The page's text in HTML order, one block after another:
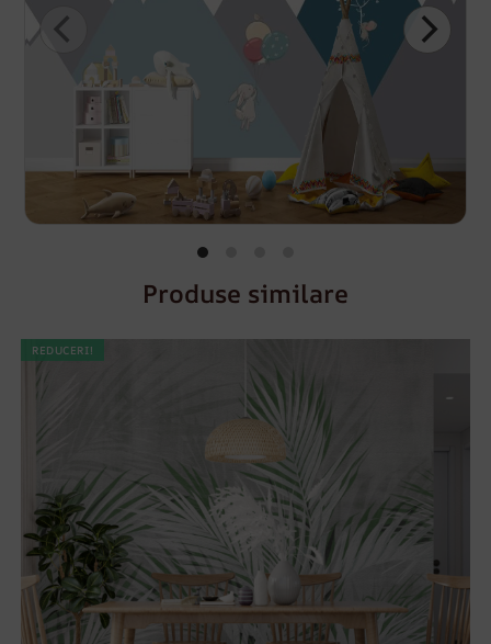
Produse similare
REDUCERI!